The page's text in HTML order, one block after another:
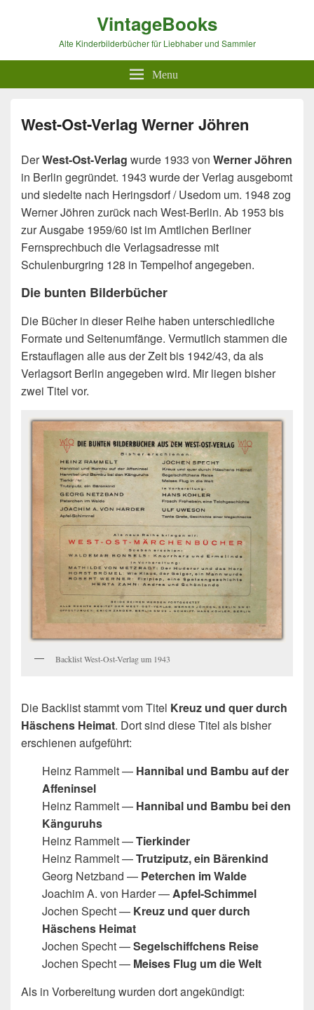
VintageBooks
Alte Kinderbilderbücher für Liebhaber und Sammler
Menu
West-Ost-Verlag Werner Jöhren
DerWest-Ost-Verlag wurde 1933 von Werner Jöhren
in Berlin gegründet. 1943 wurde der Verlag ausgebomt
und siedelte nach Heringsdorf / Usedom um. 1948 zog
Werner Jöhren zurück nach West-Berlin. Ab 1953 bis
zur Ausgabe 1959/60 ist im Amtlichen Berliner
Fernsprechbuch die Verlagsadresse mit
Schulenburgring 128 in Tempelhof angegeben.
Die bunten Bilderbücher
Die Bücher in dieser Reihe haben unterschiedliche
Formate und Seitenumfänge. Vermutlich stammen die
Erstauflagen alle aus der Zeit bis 1942/43, da als
Verlagsort Berlin angegeben wird. Mir liegen bisher
zwei Titel vor.
Backlist West-Ost-Verlag um 1943
Die Backlist stammt vom Titel Kreuz und quer durch
Häschens Heimat. Dort sind diese Titel als bisher
erschienen aufgeführt:
Heinz Rammelt — Hannibal und Bambu auf der
Affeninsel
Heinz Rammelt — Hannibal und Bambu bei den
Känguruhs
Heinz Rammelt —Tierkinder
Heinz Rammelt —Trutziputz, ein Bärenkind
Georg Netzband — Peterchen im Walde
Joachim A. von Harder —Apfel-Schimmel
Jochen Specht — Kreuz und quer durch
Häschens Heimat
Jochen Specht —Segelschiffchens Reise
Jochen Specht — Meises Flug um die Welt
Als in Vorbereitung wurden dort angekündigt: